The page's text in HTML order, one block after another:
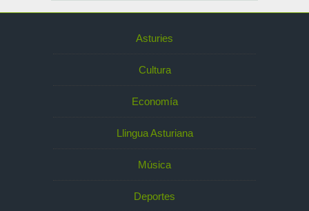
Asturies
Cultura
Economía
Llingua Asturiana
Música
Deportes